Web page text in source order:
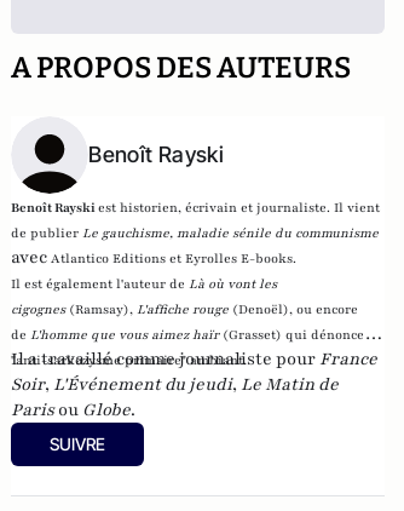
A PROPOS DES AUTEURS
Benoît Rayski
Benoît Rayskiest historien, écrivain et journaliste. Il vient
de publierLe gauchisme, maladie sénile du communisme
avecAtlantico Editions et Eyrolles E-books.
Il est également l'auteur deLà où vont les
cigognes (Ramsay),L'affiche rouge (Denoël), ou encore
deL'homme que vous aimez haïr (Grasset) qui dénonce l'
"anti-sarkozysme primaire" ambiant.
Il a travaillé comme journaliste pour France
Soir, L'Événement du jeudi, Le Matin de
Parisou Globe.
SUIVRE